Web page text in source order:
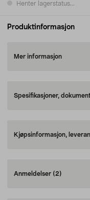
Henter lagerstatus...
Produktinformasjon
Mer informasjon
Spesifikasjoner,
Kjøpsinformasjon,
Anmeldelser (2)